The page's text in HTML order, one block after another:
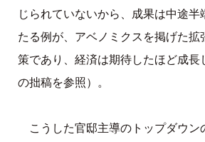
じられていないから、成果は中途半
たる例が、アベノミクスを掲げた拡
策であり、経済は期待したほど成長
の拙稿を参照）。
こうした官邸主導のトップダウン